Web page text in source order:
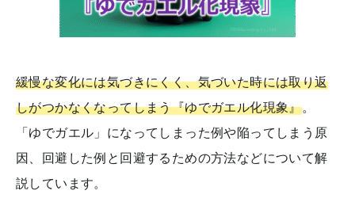
緩慢な変化には気づきにくく、気づいた時には取り返
しがつかなくなってしまう『ゆでガエル化現象』。
「ゆでガエル」になってしまった例や陥ってしまう原
因、回避した例と回避するための方法などについて解
説しています。